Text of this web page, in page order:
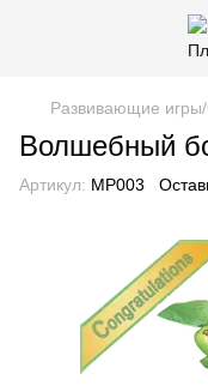
Развивающие
Волшебный
Артикул: MP003